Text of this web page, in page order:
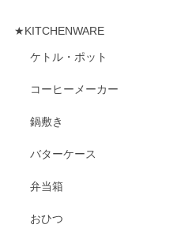
★KITCHENWARE
ケトル・ポット
コーヒーメーカー
鍋敷き
バターケース
弁当箱
おひつ